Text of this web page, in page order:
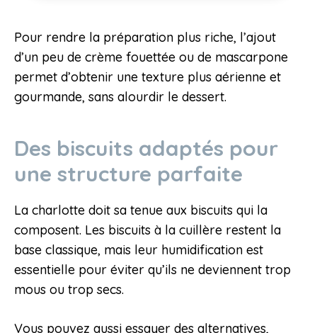
Pour rendre la préparation plus riche, l’ajout
d’un peu de crème fouettée ou de mascarpone
permet d’obtenir une texture plus aérienne et
gourmande, sans alourdir le dessert.
Des biscuits adaptés pour
une structure parfaite
La charlotte doit sa tenue aux biscuits qui la
composent. Les biscuits à la cuillère restent la
base classique, mais leur humidification est
essentielle pour éviter qu’ils ne deviennent trop
mous ou trop secs.
Vous pouvez aussi essayer des alternatives,